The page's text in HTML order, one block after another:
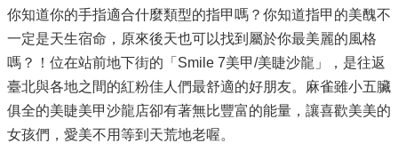
你知道你的手指適合什麼類型的指甲嗎？你知道指甲的美醜不
一定是天生宿命，原來後天也可以找到屬於你最美麗的風格
嗎？！位在站前地下街的「Smile 7美甲/美睫沙龍」，是往返
臺北與各地之間的紅粉佳人們最舒適的好朋友。麻雀雖小五臟
俱全的美睫美甲沙龍店卻有著無比豐富的能量，讓喜歡美美的
女孩們，愛美不用等到天荒地老喔。